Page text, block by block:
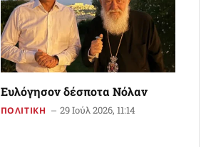
Ευλόγησον δέσποτα Νόλαν
ΠΟΛΙΤΙΚΗ 29 Ιούλ 2026, 11:14